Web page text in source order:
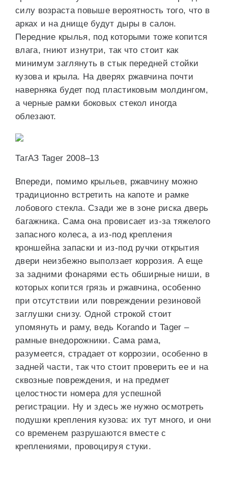
силу возраста повыше вероятность того, что в
арках и на днище будут дыры в салон.
Передние крылья, под которыми тоже копится
влага, гниют изнутри, так что стоит как
минимум заглянуть в стык передней стойки
кузова и крыла. На дверях ржавчина почти
наверняка будет под пластиковым молдингом,
а черные рамки боковых стекол иногда
облезают.
ТагАЗ Tager 2008–13
Впереди, помимо крыльев, ржавчину можно
традиционно встретить на капоте и рамке
лобового стекла. Сзади же в зоне риска дверь
багажника. Сама она провисает из-за тяжелого
запасного колеса, а из-под крепления
кроншейна запаски и из-под ручки открытия
двери неизбежно выползает коррозия. А еще
за задними фонарями есть обширные ниши, в
которых копится грязь и ржавчина, особенно
при отсутствии или повреждении резиновой
заглушки снизу. Одной строкой стоит
упомянуть и раму, ведь Korando и Tager –
рамные внедорожники. Сама рама,
разумеется, страдает от коррозии, особенно в
задней части, так что стоит проверить ее и на
сквозные повреждения, и на предмет
целостности номера для успешной
регистрации. Ну и здесь же нужно осмотреть
подушки крепления кузова: их тут много, и они
со временем разрушаются вместе с
креплениями, провоцируя стуки.